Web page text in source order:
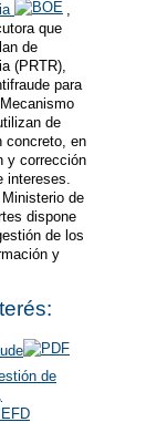
,
que
de
(PRTR),
para
de
concreto, en
y corrección
intereses.
de
dispone
de los
y
de